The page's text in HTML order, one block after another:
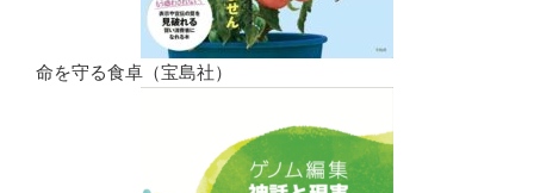
命を守る食卓（宝島社）